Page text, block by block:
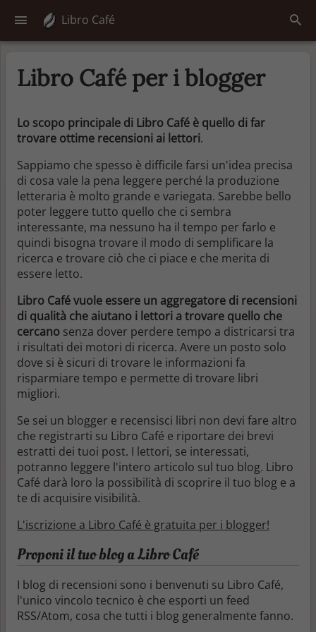
Libro Café
Libro Café per i blogger
Lo scopo principale di Libro Café è quello di far
trovare ottime recensioni ai lettori.
Sappiamo che spesso è difficile farsi un'idea precisa
di cosa vale la pena leggere perché la produzione
letteraria è molto grande e variegata. Sarebbe bello
poter leggere tutto quello che ci sembra
interessante, ma nessuno ha il tempo per farlo e
quindi bisogna trovare il modo di semplificare la
ricerca e trovare ciò che ci piace e che merita di
essere letto.
Libro Café vuole essere un aggregatore di recensioni
di qualità che aiutano i lettori a trovare quello che
cercano senza dover perdere tempo a districarsi tra
i risultati dei motori di ricerca. Avere un posto solo
dove si è sicuri di trovare le informazioni fa
risparmiare tempo e permette di trovare libri
migliori.
Se sei un blogger e recensisci libri non devi fare altro
che registrarti su Libro Café e riportare dei brevi
estratti dei tuoi post. I lettori, se interessati,
potranno leggere l'intero articolo sul tuo blog. Libro
Café darà loro la possibilità di scoprire il tuo blog e a
te di acquisire visibilità.
L'iscrizione a Libro Café è gratuita per i blogger!
Proponi il tuo blog a Libro Café
I blog di recensioni sono i benvenuti su Libro Café,
l'unico vincolo tecnico è che esporti un feed
RSS/Atom, cosa che tutti i blog generalmente fanno.